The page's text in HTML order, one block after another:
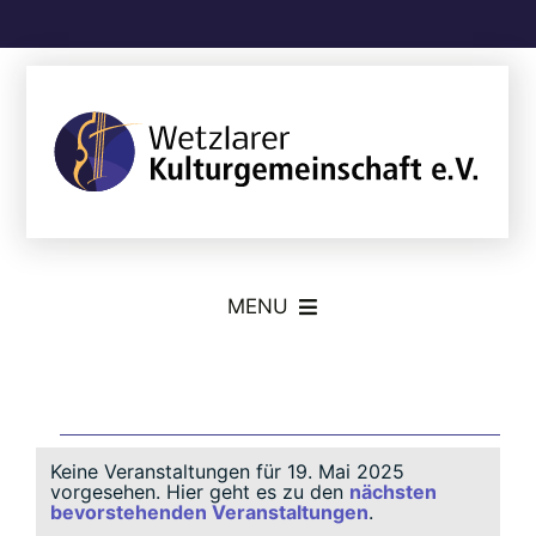
content
MENU
Veranstaltungen
für
Hinweis
Keine Veranstaltungen für 19. Mai 2025
vorgesehen. Hier geht es zu den nächsten
bevorstehenden Veranstaltungen.